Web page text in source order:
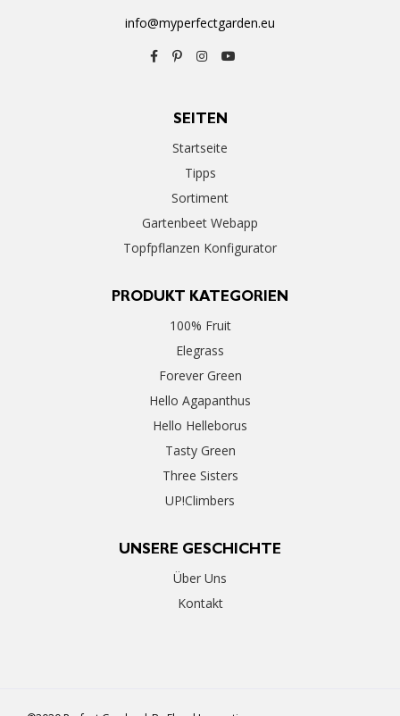
info@myperfectgarden.eu
SEITEN
Startseite
Tipps
Sortiment
Gartenbeet Webapp
Topfpflanzen Konfigurator
PRODUKT KATEGORIEN
100% Fruit
Elegrass
Forever Green
Hello Agapanthus
Hello Helleborus
Tasty Green
Three Sisters
UP!Climbers
UNSERE GESCHICHTE
Über Uns
Kontakt